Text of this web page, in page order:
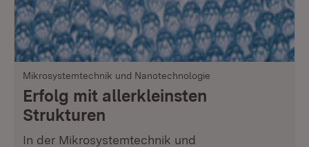
Mikrosystemtechnik und Nanotechnologie
Erfolg mit allerkleinsten
Strukturen
In der Mikrosystemtechnik und